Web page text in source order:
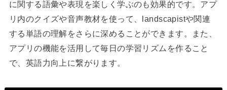
に関する語彙や表現を楽しく学ぶのも効果的です。アプ
リ内のクイズや音声教材を使って、landscapistや関連
する単語の理解をさらに深めることができます。また、
アプリの機能を活用して毎日の学習リズムを作ること
で、英語力向上に繋がります。